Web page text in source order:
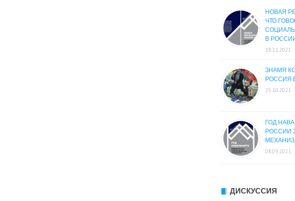
НОВАЯ
ЧТО
В
18.11.2021
ЗНАМЯ
РОССИЯ
25.10.2021
ГОД
РОССИИ
08.09.2021
ДИСКУССИЯ